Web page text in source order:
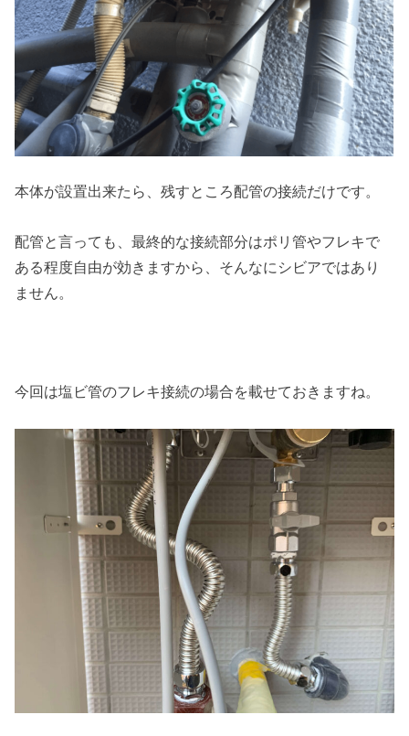
本体が設置出来たら、残すところ配管の接続だけです。
配管と言っても、最終的な接続部分はポリ管やフレキで
ある程度自由が効きますから、そんなにシビアではあり
ません。
今回は塩ビ管のフレキ接続の場合を載せておきますね。